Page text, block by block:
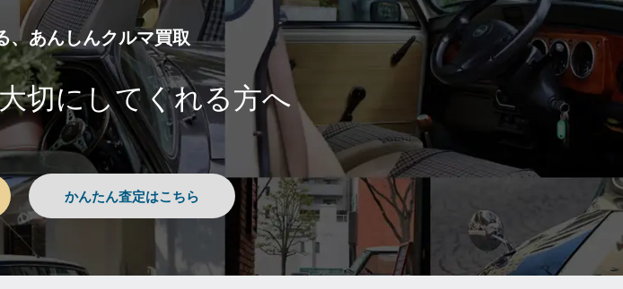
、あんしんクルマ買取
切にしてくれる方へ
かんたん査定はこちら